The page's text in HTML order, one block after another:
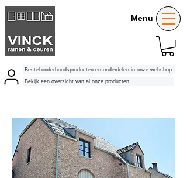
Bekijk een overzicht van al onze producten.
Bestel onderhoudsproducten en onderdelen in onze webshop.
Menu